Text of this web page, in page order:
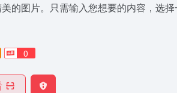
的图片。只需输入您想要的内容，选择
0